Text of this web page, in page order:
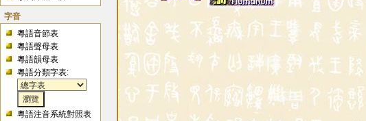
字音
粵語音節表
粵語聲母表
粵語韻母表
粵語分類字表:
粵語注音系統對照表